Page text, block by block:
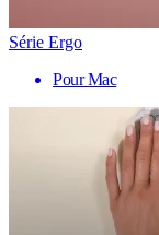
Série Ergo
Pour Mac